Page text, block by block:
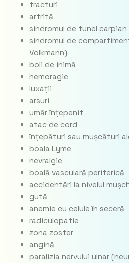
fracturi
artrită
sindromul de tunel carpian
sindromul de
Volkmann)
boli de inimă
hemoragie
luxații
arsuri
umăr înțepenit
atac de cord
înțepături sau mușcături
boala Lyme
nevralgie
boală vasculară periferică
accidentări la nivelul
gută
anemie cu celule în seceră
radiculopatie
zona zoster
angină
paralizia nervului ulnar